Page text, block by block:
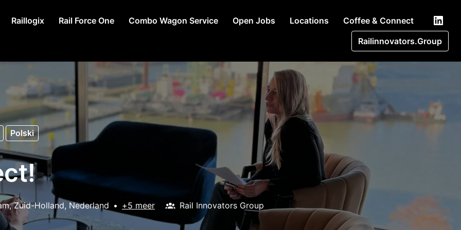
Raillogix Rail Force One Combo Wagon Service Open Jobs Locations
Coffee & Connect
Railinnovators.Group
Polski
, Zuid-Holland, Nederland • +5 meer Rail Innovators Group